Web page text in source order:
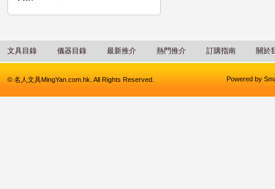
文具目錄 儀器目錄 最新推介 熱門推介 訂購指南 關於
© 名人文具MingYan.com.hk. All Rights Reserved. Powered by